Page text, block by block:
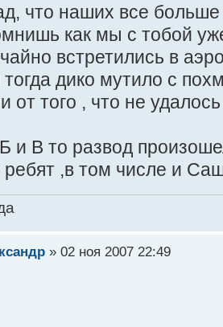
что наших все
как мы с тобой
встретились в
дико мутило с
от того , что не
и В то развод
ребят ,в том числе и
» 02 ноя 2007 22:49